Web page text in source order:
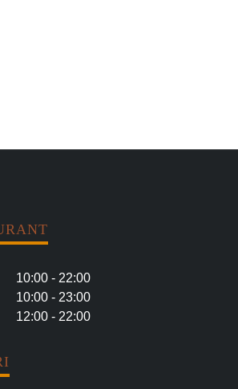
10:00 - 22:00
10:00 - 23:00
12:00 - 22:00